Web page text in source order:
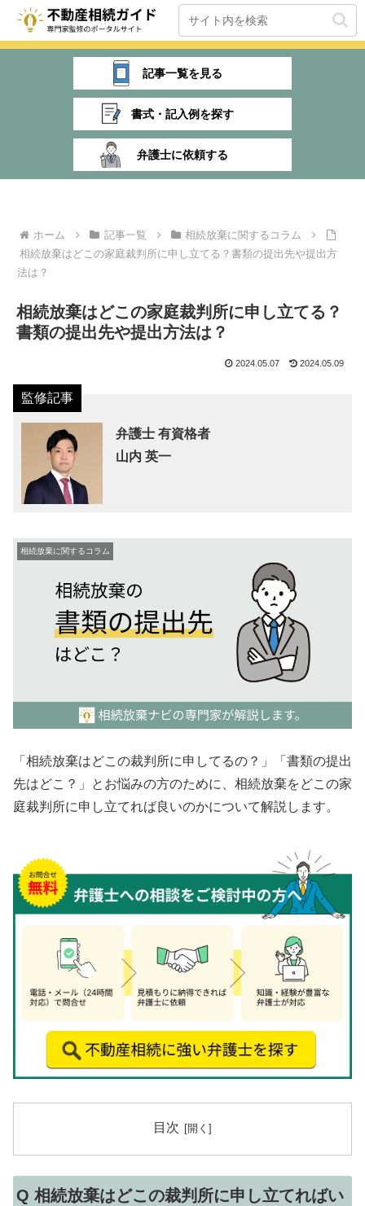
記事一覧を見る
書式・記入例を探す
弁護士に依頼する
ホーム 記事一覧
相続放棄に関するコラム
相続放棄はどこの家庭裁判所に申し立てる？書類の提出先や提出方
法は？
相続放棄はどこの家庭裁判所に申し立てる？
書類の提出先や提出方法は？
2024.05.07 2024.05.09
弁護士 有資格者
山内 英一
相続放棄に関するコラム
「相続放棄はどこの裁判所に申してるの？」「書類の提出
先はどこ？」とお悩みの方のために、相続放棄をどこの家
庭裁判所に申し立てれば良いのかについて解説します。
目次
Q 相続放棄はどこの裁判所に申し立てればい